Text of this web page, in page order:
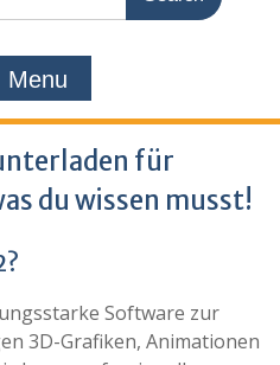
Menu
für
du wissen musst!
?
Software zur
3D-Grafiken, Animationen